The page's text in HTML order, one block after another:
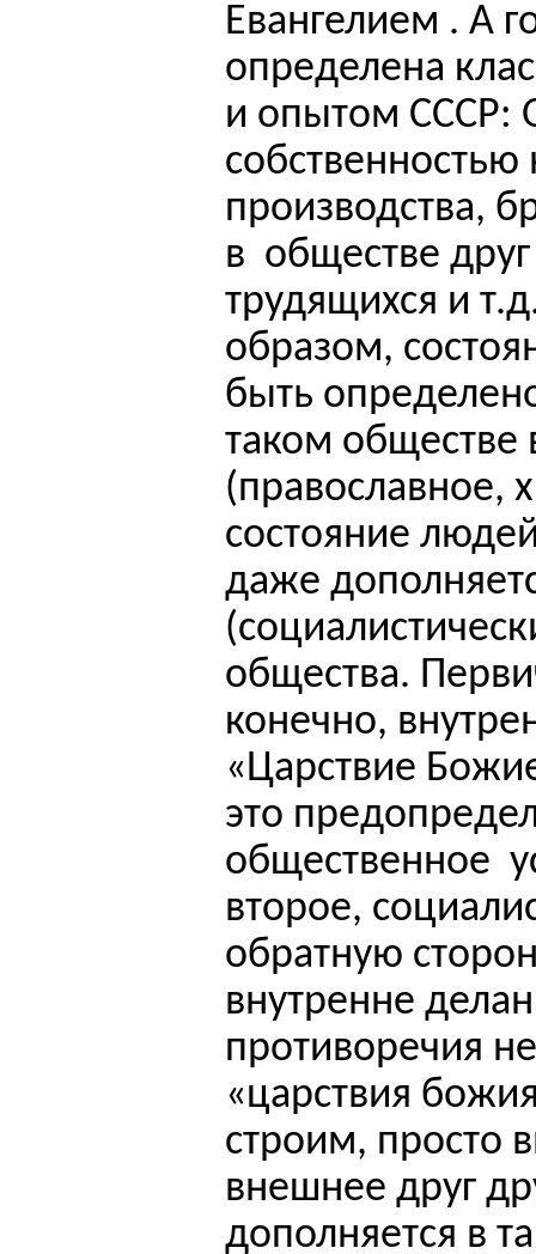
Евангелием . А
определена
и опытом СССР:
собственностью
производства,
в обществе
трудящихся и
образом,
быть
таком обществе
(православное,
состояние
даже
общества.
конечно,
«Царствие
это
общественное
второе,
обратную
внутренне
противоречия
«царствия
строим, просто
внешнее друг
дополняется в